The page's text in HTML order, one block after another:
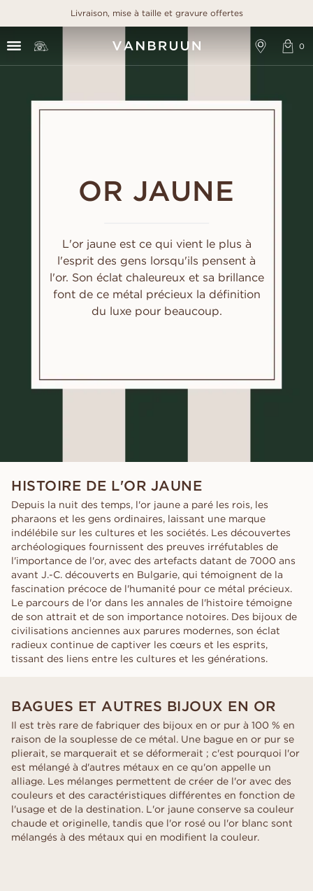
Livraison, mise à taille et gravure offertes
OR JAUNE
L'or jaune est ce qui vient le plus à
l'esprit des gens lorsqu'ils pensent à
l'or. Son éclat chaleureux et sa brillance
font de ce métal précieux la définition
du luxe pour beaucoup.
HISTOIRE DE L'OR JAUNE
Depuis la nuit des temps, l'or jaune a paré les rois, les
pharaons et les gens ordinaires, laissant une marque
indélébile sur les cultures et les sociétés. Les découvertes
archéologiques fournissent des preuves irréfutables de
l'importance de l'or, avec des artefacts datant de 7000 ans
avant J.-C. découverts en Bulgarie, qui témoignent de la
fascination précoce de l'humanité pour ce métal précieux.
Le parcours de l'or dans les annales de l'histoire témoigne
de son attrait et de son importance notoires. Des bijoux de
civilisations anciennes aux parures modernes, son éclat
radieux continue de captiver les cœurs et les esprits,
tissant des liens entre les cultures et les générations.
BAGUES ET AUTRES BIJOUX EN OR
Il est très rare de fabriquer des bijoux en or pur à 100 % en
raison de la souplesse de ce métal. Une bague en or pur se
plierait, se marquerait et se déformerait ; c'est pourquoi l'or
est mélangé à d'autres métaux en ce qu'on appelle un
alliage. Les mélanges permettent de créer de l'or avec des
couleurs et des caractéristiques différentes en fonction de
l'usage et de la destination. L'or jaune conserve sa couleur
chaude et originelle, tandis que l'or rosé ou l'or blanc sont
mélangés à des métaux qui en modifient la couleur.